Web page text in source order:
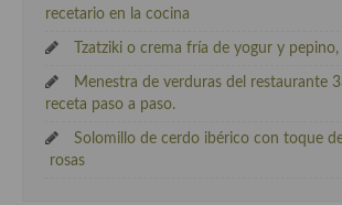
recetario en la cocina
Tzatziki o crema fría de yogur y
Menestra de verduras del restaurante
receta paso a paso.
Solomillo de cerdo ibérico con toque
rosas